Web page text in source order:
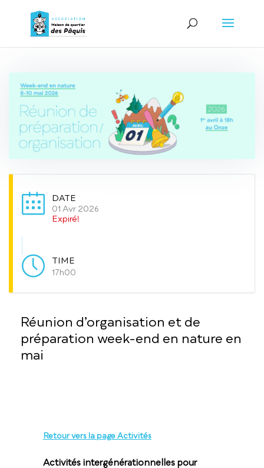
DATE
01 Avr 2026
Expiré!
TIME
17h00
Réunion d’organisation et de
préparation week-end en nature en
mai
Retour vers la page Activités
Activités intergénérationnelles pour